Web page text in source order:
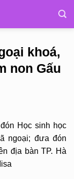
khoá,
non Gấu
Học sinh học
ngoại; đưa đón
địa bàn TP. Hà